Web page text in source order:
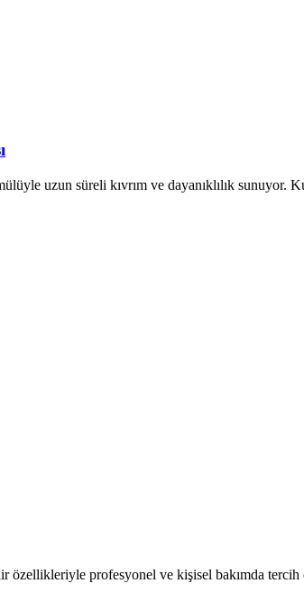
uzun süreli kıvrım ve dayanıklılık sunuyor.
özellikleriyle profesyonel ve kişisel bakımda tercih